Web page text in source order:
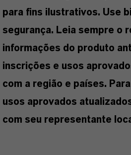
para fins ilustrativos. Use
segurança. Leia sempre o
informações do produto
inscrições e usos
com a região e países.
usos aprovados
com seu representante